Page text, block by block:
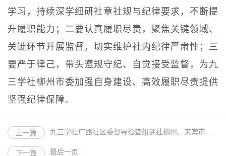
学习，持续深学细研社章社规与纪律要求，不断提
升履职能力；二要认真履职尽责，聚焦关键领域、
关键环节开展监督，切实维护社内纪律严肃性；三
要严于律己，带头遵规守纪、自觉接受监督，为九
三学社柳州市委加强自身建设、高效履职尽责提供
坚强纪律保障。
上一篇
下一篇 最后一页